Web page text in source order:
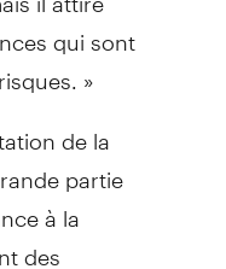
qui sont
»
de la
partie
à la
des